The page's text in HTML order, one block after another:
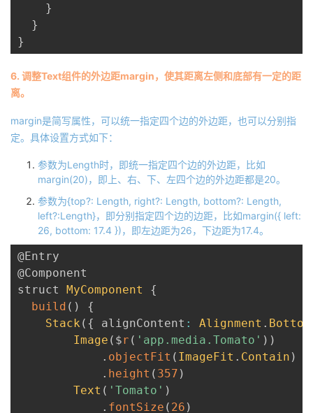
}
}
}
6. 调整Text组件的外边距margin，使其距离左侧和底部有一定的距
离。
margin是简写属性，可以统一指定四个边的外边距，也可以分别指
定。具体设置方式如下：
参数为Length时，即统一指定四个边的外边距，比如
margin(20)，即上、右、下、左四个边的外边距都是20。
参数为{top?: Length, right?: Length, bottom?: Length,
left?:Length}，即分别指定四个边的边距，比如margin({ left:
26, bottom: 17.4 })，即左边距为26，下边距为17.4。
@Entry
@Component
struct MyComponent
{
build ( )
{
Stack ( { alignContent : Alignment .
Image ( $r ( 'app.media.Tomato' ) )
. objectFit ( ImageFit . Contain )
. height ( 357 )
Text ( 'Tomato' )
. fontSize ( 26 )